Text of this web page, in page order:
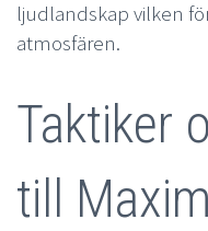
ljudlandskap vilken
atmosfären.
Taktiker
till